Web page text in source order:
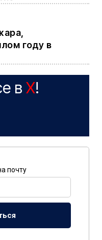
году в
в X!